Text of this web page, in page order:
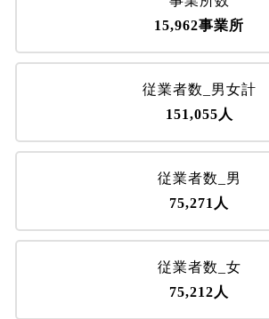
15,962事業所
従業者数_男女計
151,055人
従業者数_男
75,271人
従業者数_女
75,212人